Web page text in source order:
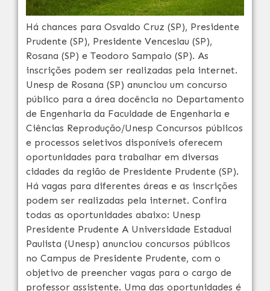
Há chances para Osvaldo Cruz (SP), Presidente
Prudente (SP), Presidente Venceslau (SP),
Rosana (SP) e Teodoro Sampaio (SP). As
inscrições podem ser realizadas pela internet.
Unesp de Rosana (SP) anunciou um concurso
público para a área docência no Departamento
de Engenharia da Faculdade de Engenharia e
Ciências Reprodução/Unesp Concursos públicos
e processos seletivos disponíveis oferecem
oportunidades para trabalhar em diversas
cidades da região de Presidente Prudente (SP).
Há vagas para diferentes áreas e as inscrições
podem ser realizadas pela internet. Confira
todas as oportunidades abaixo: Unesp
Presidente Prudente A Universidade Estadual
Paulista (Unesp) anunciou concursos públicos
no Campus de Presidente Prudente, com o
objetivo de preencher vagas para o cargo de
professor assistente. Uma das oportunidades é